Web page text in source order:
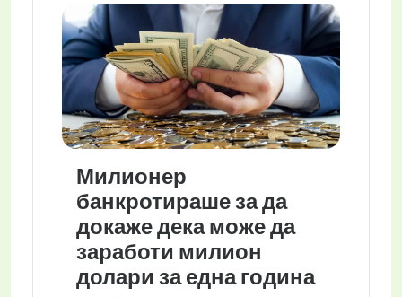
Милионер
банкротираше за да
докаже дека може да
заработи милион
долари за една година